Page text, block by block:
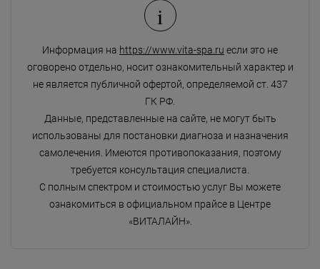
i
Информация на https://www.vita-spa.ru если это не
оговорено отдельно, носит ознакомительный характер и
не является публичной офертой, определяемой ст. 437
ГК РФ.
Данные, представленные на сайте, не могут быть
использованы для постановки диагноза и назначения
самолечения. Имеются противопоказания, поэтому
требуется консультация специалиста.
С полным спектром и стоимостью услуг Вы можете
ознакомиться в официальном прайсе в Центре
«ВИТАЛАЙН».